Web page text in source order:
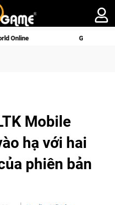
Gia Nhập Closed Beta
Mobile
hạ với hai
phiên bản